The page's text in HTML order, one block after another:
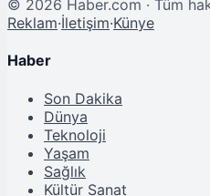
© 2026 Haber.com · Tüm
Reklam·İletişim·Künye
Haber
Son Dakika
Dünya
Teknoloji
Yaşam
Sağlık
Kültür Sanat